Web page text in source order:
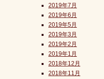
2019年7月
2019年6月
2019年5月
2019年3月
2019年2月
2019年1月
2018年12月
2018年11月